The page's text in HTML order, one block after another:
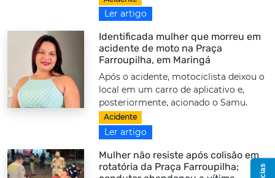
Ler artigo
Identificada mulher que morreu em
acidente de moto na Praça
Farroupilha, em Maringá
Após o acidente, motociclista deixou o
local em um carro de aplicativo e,
posteriormente, acionado o Samu.
Acidente
Ler artigo
Mulher não resiste após colisão em
rotatória da Praça Farroupilha;